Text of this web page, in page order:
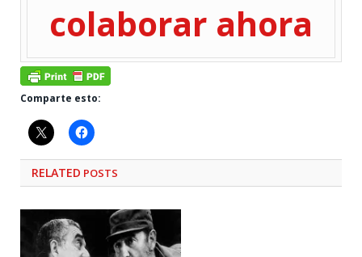
colaborar ahora
Comparte esto:
RELATED POSTS